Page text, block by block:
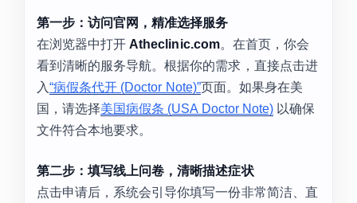
第一步：访问官网，精准选择服务
在浏览器中打开Atheclinic.com。在首页，你会
看到清晰的服务导航。根据你的需求，直接点击进
入“病假条代开 (Doctor Note)”页面。如果身在美
国，请选择美国病假条 (USA Doctor Note)以确保
文件符合本地要求。
第二步：填写线上问卷，清晰描述症状
点击申请后，系统会引导你填写一份非常简洁、直